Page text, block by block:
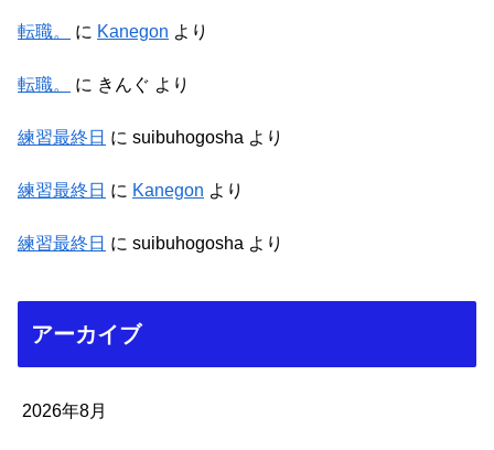
転職。 に Kanegon より
転職。 に きんぐ より
練習最終日 に suibuhogosha より
練習最終日 に Kanegon より
練習最終日 に suibuhogosha より
アーカイブ
2026年8月